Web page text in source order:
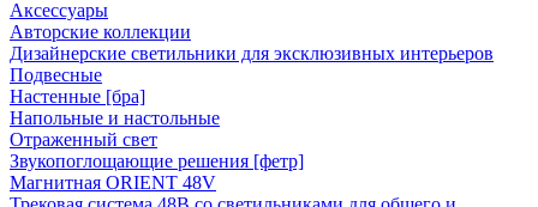
Аксессуары
Авторские коллекции
Дизайнерские светильники для эксклюзивных интерьеров
Подвесные
Настенные [бра]
Напольные и настольные
Отраженный свет
Звукопоглощающие решения [фетр]
Магнитная ORIENT 48V